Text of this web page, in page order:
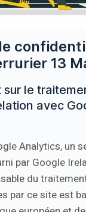
13
le
avec
Analytics, un
par Google
du
par ce site est